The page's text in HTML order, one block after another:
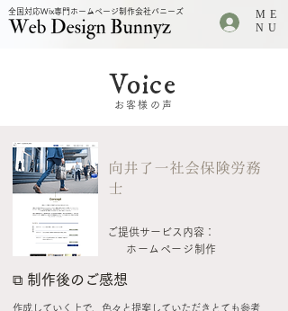
.
全国対応Wix専門ホームページ制作会社バニーズ
ME
NU
Voice
お客様の声
向井了一社会保険労務
士
ご提供サービス内容：
ホームページ制作
⧉ 制作後のご感想
作成していく上で、色々と提案していただきとても参考